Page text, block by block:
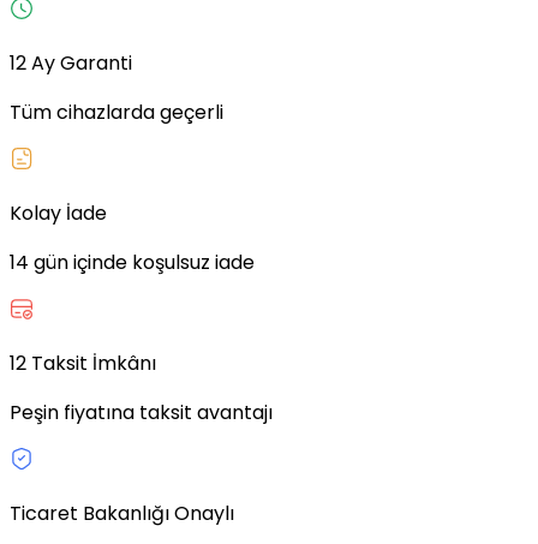
12 Ay Garanti
Tüm cihazlarda geçerli
Kolay İade
14 gün içinde koşulsuz iade
12 Taksit İmkânı
Peşin fiyatına taksit avantajı
Ticaret Bakanlığı Onaylı